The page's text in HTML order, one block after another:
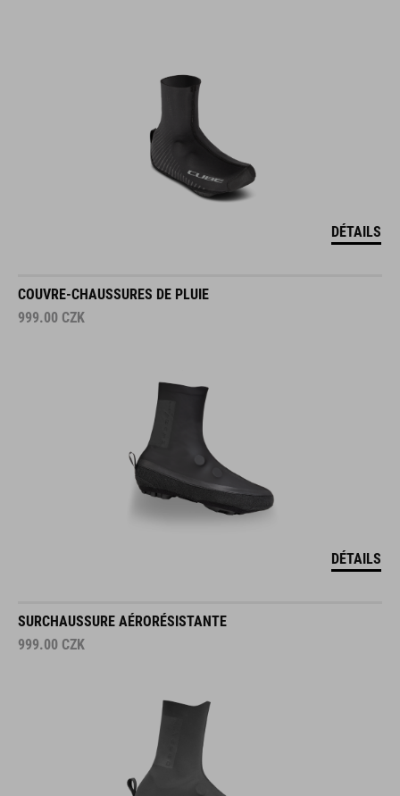
DÉTAILS
COUVRE-CHAUSSURES DE PLUIE
999.00 CZK
DÉTAILS
SURCHAUSSURE AÉRORÉSISTANTE
999.00 CZK